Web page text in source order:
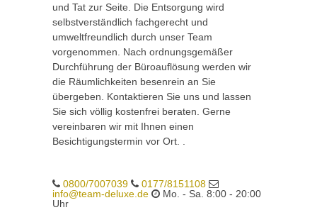
und Tat zur Seite. Die Entsorgung wird
selbstverständlich fachgerecht und
umweltfreundlich durch unser Team
vorgenommen. Nach ordnungsgemäßer
Durchführung der Büroauflösung werden wir
die Räumlichkeiten besenrein an Sie
übergeben. Kontaktieren Sie uns und lassen
Sie sich völlig kostenfrei beraten. Gerne
vereinbaren wir mit Ihnen einen
Besichtigungstermin vor Ort. .
0800/7007039
0177/8151108
info@team-deluxe.de
Mo. - Sa. 8:00 - 20:00
Uhr